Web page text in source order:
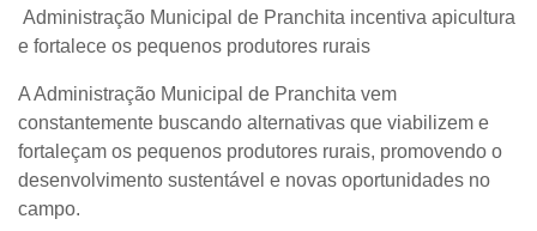
Administração Municipal de Pranchita incentiva apicultura
e fortalece os pequenos produtores rurais
A Administração Municipal de Pranchita vem
constantemente buscando alternativas que viabilizem e
fortaleçam os pequenos produtores rurais, promovendo o
desenvolvimento sustentável e novas oportunidades no
campo.